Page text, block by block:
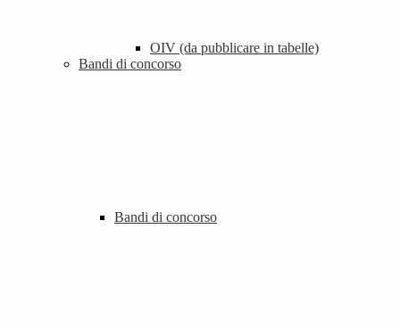
OIV (da pubblicare in tabelle)
Bandi di concorso
Bandi di concorso